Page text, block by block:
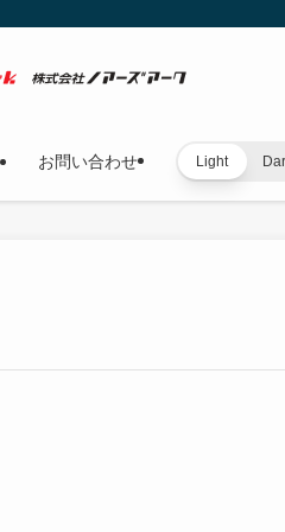
お問い合わせ Light